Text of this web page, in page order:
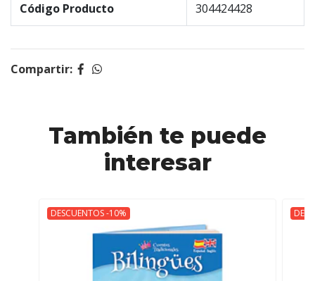
Código Producto 304424428
Compartir:
También te puede
interesar
DESCUENTOS -10%